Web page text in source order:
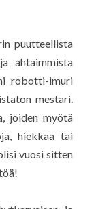
puutteellista
ahtaimmista
robotti-imuri
mestari.
joiden myötä
hiekkaa tai
vuosi sitten